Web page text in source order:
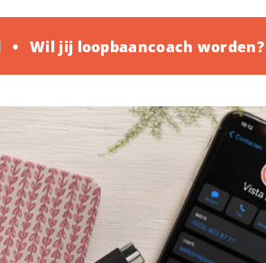
Wil jij loopbaancoach worden?